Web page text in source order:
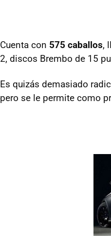
Cuenta con 575 caballos,
2, discos Brembo de 15
Es quizás demasiado
pero se le permite como